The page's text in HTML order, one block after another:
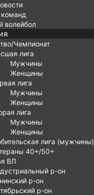
команд
волейбол
Чемпионат
лига
Мужчины
Женщины
лига
Мужчины
Женщины
лига
Мужчины
Женщины
лига (мужчины)
40+/50+
ВЛ
р-он
р-он
р-он